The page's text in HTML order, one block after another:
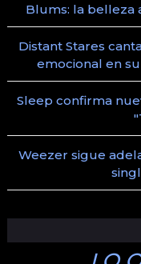
Blums: la belleza
Distant Stares
emocional en
Sleep confirma
Weezer sigue